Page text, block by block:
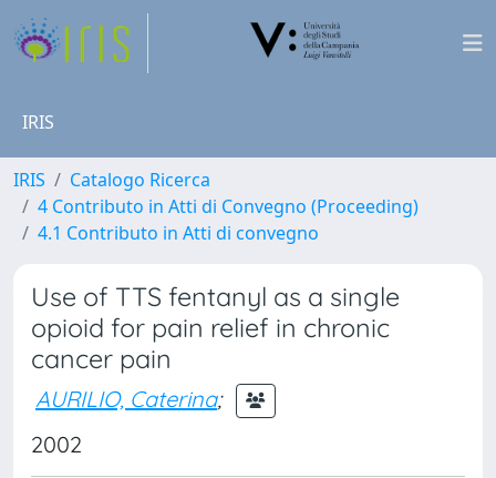
IRIS
IRIS
Catalogo Ricerca
4 Contributo in Atti di Convegno (Proceeding)
4.1 Contributo in Atti di convegno
Use of TTS fentanyl as a single
opioid for pain relief in chronic
cancer pain
AURILIO, Caterina;
2002